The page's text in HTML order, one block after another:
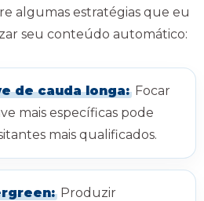
algumas estratégias que eu
seu conteúdo automático:
de cauda longa: Focar
mais específicas pode
mais qualificados.
Produzir